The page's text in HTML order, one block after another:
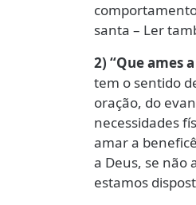
santa – Ler
2) “Que ames
tem o sentido
oração, do
necessidades
amar a
a Deus, se não
estamos